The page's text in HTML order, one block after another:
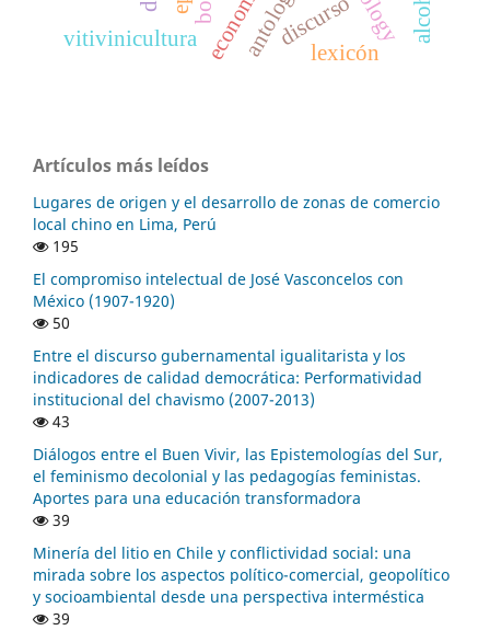
vitivinicultura discurso
lexicón
Artículos más leídos
Lugares de origen y el desarrollo de zonas de comercio
local chino en Lima, Perú
195
El compromiso intelectual de José Vasconcelos con
México (1907-1920)
50
Entre el discurso gubernamental igualitarista y los
indicadores de calidad democrática: Performatividad
institucional del chavismo (2007-2013)
43
Diálogos entre el Buen Vivir, las Epistemologías del Sur,
el feminismo decolonial y las pedagogías feministas.
Aportes para una educación transformadora
39
Minería del litio en Chile y conflictividad social: una
mirada sobre los aspectos político-comercial, geopolítico
y socioambiental desde una perspectiva interméstica
39